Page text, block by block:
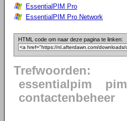
EssentialPIM Pro
EssentialPIM Pro Network
HTML code om naar deze pagina te linken:
Trefwoorden:
essentialpim
pim
contactenbeheer